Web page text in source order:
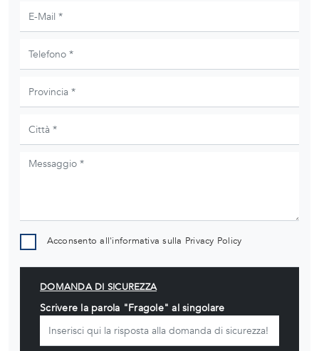
Acconsento all'informativa sulla Privacy Policy
DOMANDA DI SICUREZZA
Scrivere la parola "Fragole" al singolare